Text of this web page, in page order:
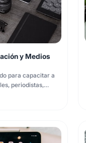
y Medios
para capacitar a
periodistas,
y expertos en
de los medios